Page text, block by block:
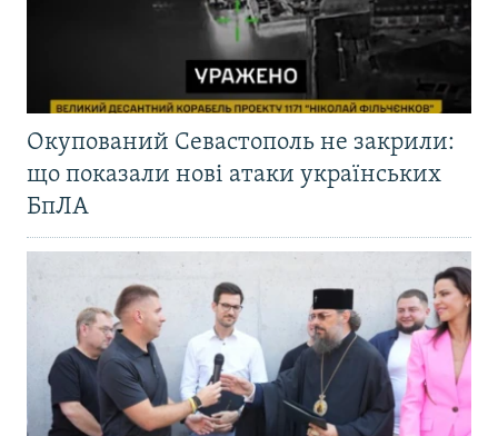
Окупований Севастополь не закрили:
що показали нові атаки українських
БпЛА